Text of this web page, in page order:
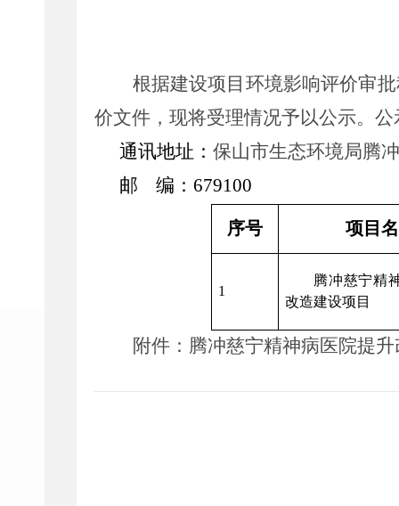
根据建设项目环境影响评价审
价文件，现将受理情况予以公示。
通讯地址： 保山市生态环境局腾
邮 编：679100
序号 项目
1
腾冲慈宁精
改造建设项目
附件： 腾冲慈宁精神病医院提